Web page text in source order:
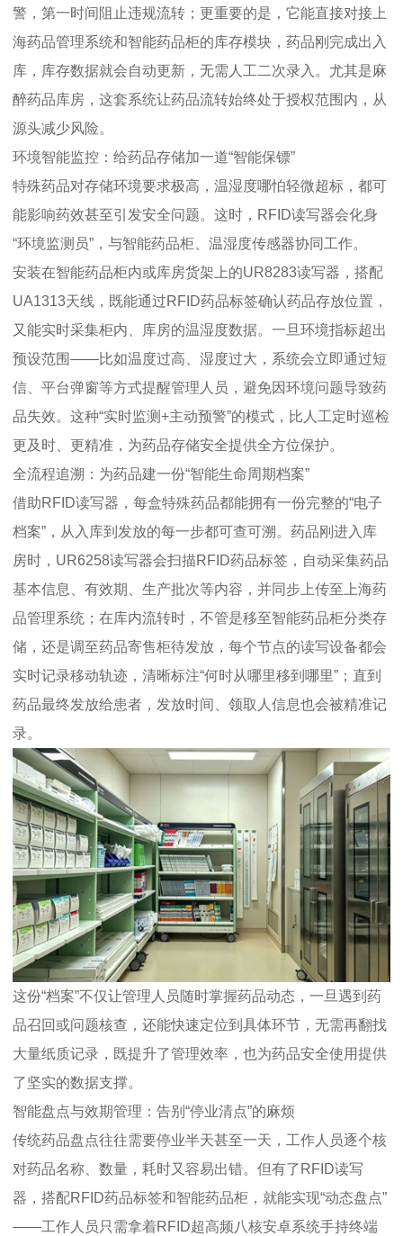
警，第一时间阻止违规流转；更重要的是，它能直接对接上
海药品管理系统和智能药品柜的库存模块，药品刚完成出入
库，库存数据就会自动更新，无需人工二次录入。尤其是麻
醉药品库房，这套系统让药品流转始终处于授权范围内，从
源头减少风险。
环境智能监控：给药品存储加一道“智能保镖”
特殊药品对存储环境要求极高，温湿度哪怕轻微超标，都可
能影响药效甚至引发安全问题。这时，RFID读写器会化身
“环境监测员”，与智能药品柜、温湿度传感器协同工作。
安装在智能药品柜内或库房货架上的UR8283读写器，搭配
UA1313天线，既能通过RFID药品标签确认药品存放位置，
又能实时采集柜内、库房的温湿度数据。一旦环境指标超出
预设范围——比如温度过高、湿度过大，系统会立即通过短
信、平台弹窗等方式提醒管理人员，避免因环境问题导致药
品失效。这种“实时监测+主动预警”的模式，比人工定时巡检
更及时、更精准，为药品存储安全提供全方位保护。
全流程追溯：为药品建一份“智能生命周期档案”
借助RFID读写器，每盒特殊药品都能拥有一份完整的“电子
档案”，从入库到发放的每一步都可查可溯。药品刚进入库
房时，UR6258读写器会扫描RFID药品标签，自动采集药品
基本信息、有效期、生产批次等内容，并同步上传至上海药
品管理系统；在库内流转时，不管是移至智能药品柜分类存
储，还是调至药品寄售柜待发放，每个节点的读写设备都会
实时记录移动轨迹，清晰标注“何时从哪里移到哪里”；直到
药品最终发放给患者，发放时间、领取人信息也会被精准记
录。
这份“档案”不仅让管理人员随时掌握药品动态，一旦遇到药
品召回或问题核查，还能快速定位到具体环节，无需再翻找
大量纸质记录，既提升了管理效率，也为药品安全使用提供
了坚实的数据支撑。
智能盘点与效期管理：告别“停业清点”的麻烦
传统药品盘点往往需要停业半天甚至一天，工作人员逐个核
对药品名称、数量，耗时又容易出错。但有了RFID读写
器，搭配RFID药品标签和智能药品柜，就能实现“动态盘点”
——工作人员只需拿着RFID超高频八核安卓系统手持终端